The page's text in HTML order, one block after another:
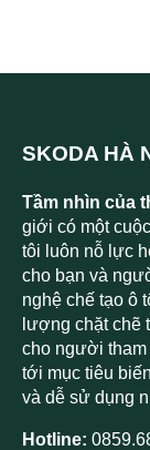
SKODA HÀ
Tầm nhìn của
giới có một
tôi luôn nỗ lực
cho bạn và
nghệ chế tạo ô
lượng chặt chẽ
cho người
tới mục tiêu
và dễ sử dụng
Hotline: